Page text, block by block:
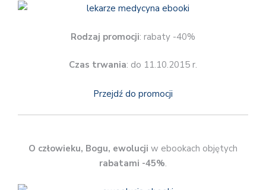
Rodzaj promocji: rabaty -40%
Czas trwania: do 11.10.2015 r.
Przejdź do promocji
O człowieku, Bogu, ewolucji w ebookach objętych
rabatami -45%.